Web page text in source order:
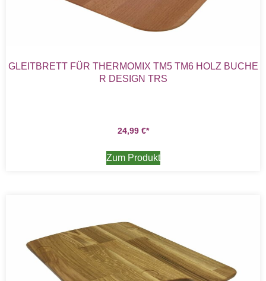
GLEITBRETT FÜR THERMOMIX TM5 TM6 HOLZ BUCHE
R DESIGN TRS
24,99 €
Zum Produkt